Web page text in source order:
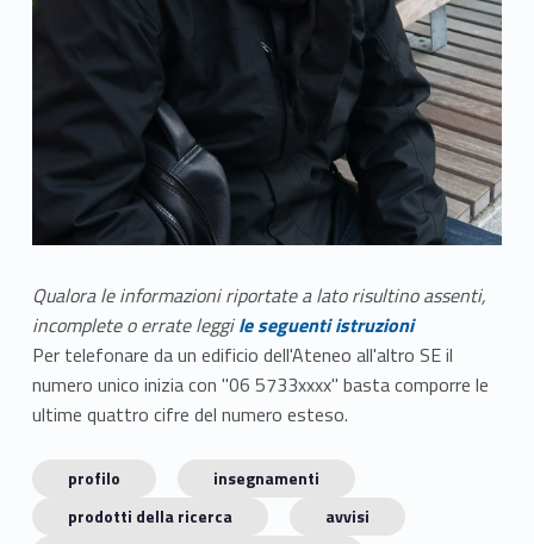
Qualora le informazioni riportate a lato risultino assenti,
incomplete o errate leggile seguenti istruzioni
Per telefonare da un edificio dell'Ateneo all'altro SE il
numero unico inizia con "06 5733xxxx" basta comporre le
ultime quattro cifre del numero esteso.
profilo
insegnamenti
prodotti della ricerca
avvisi